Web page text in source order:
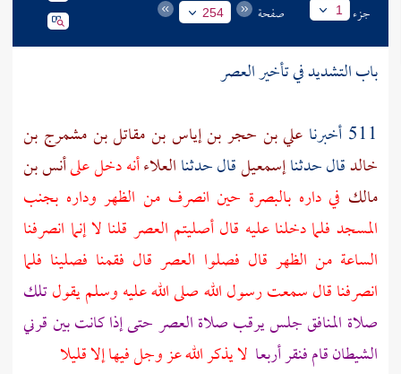
جزء 1 صفحة 254
باب التشديد في تأخير العصر
511 أخبرنا
علي بن حجر بن إياس بن مقاتل بن مشمرج بن
خالدقال حدثناإسمعيلقال حدثناالعلاءأنه دخل علىأنس بن
مالك في دارهبالبصرة حين انصرف من الظهر وداره بجنب
المسجد فلما دخلنا عليه قال أصليتم العصر قلنا لا إنما انصرفنا
الساعة من الظهر قال فصلوا العصر قال فقمنا فصلينا فلما
انصرفنا قال سمعت رسول الله صلى الله عليه وسلم يقولتلك
صلاة المنافق جلس يرقب صلاة العصر حتى إذا كانت بين قرني
الشيطان قام فنقر أربعا لا يذكر الله عز وجل فيها إلا قليلا